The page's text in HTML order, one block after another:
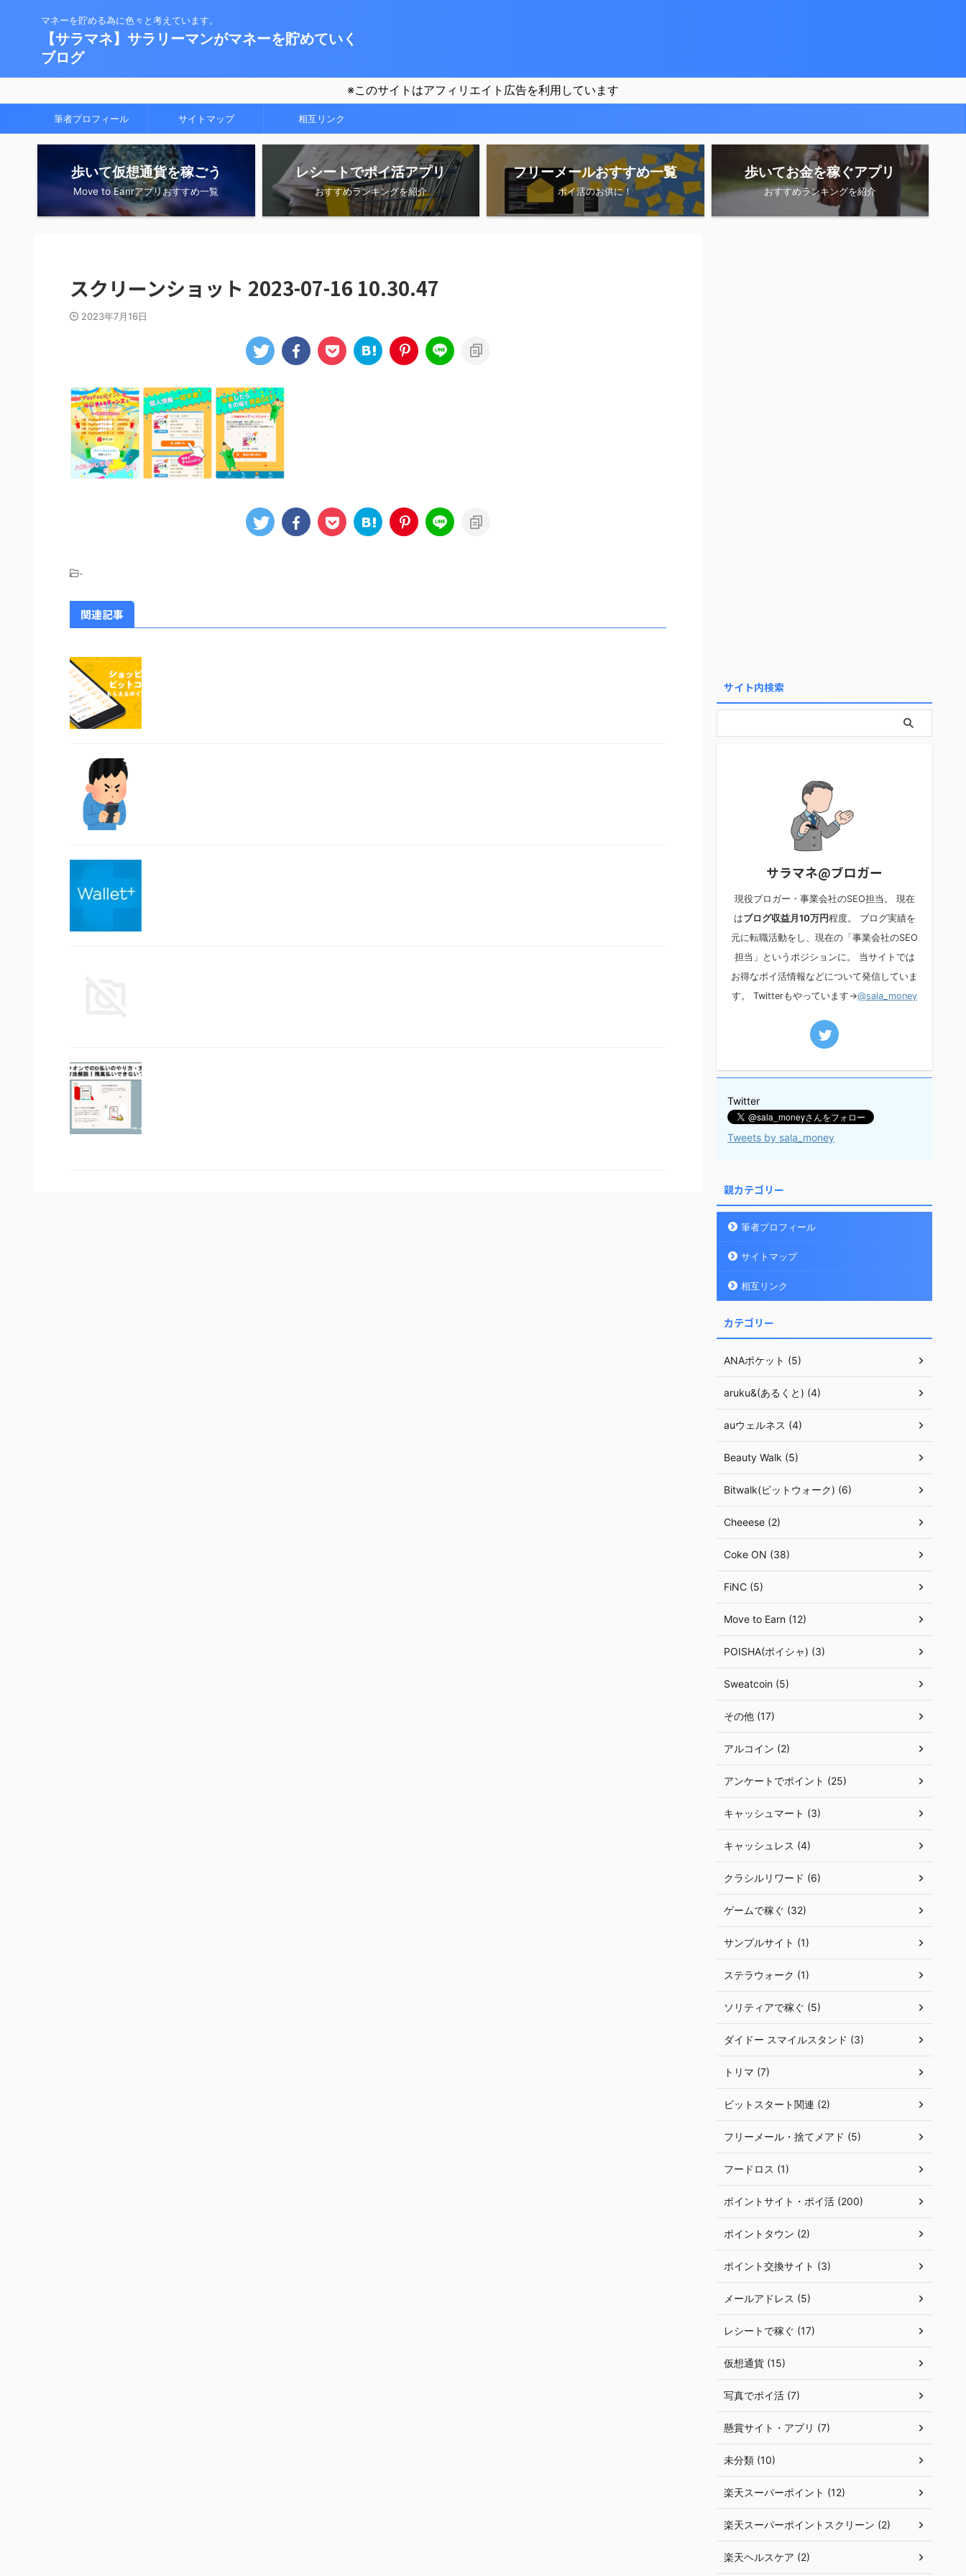
マネーを貯める為に色々と考えています。
【サラマネ】サラリーマンがマネーを貯めていく
ブログ
※このサイトはアフィリエイト広告を利用しています
筆者プロフィール サイトマップ 相互リンク
歩いて仮想通貨を稼ごう
Move to Eanrアプリおすすめ一覧
レシートでポイ活アプリ
おすすめランキングを紹介
フリーメールおすすめ一覧
ポイ活のお供に！
歩いてお金を稼ぐアプリ
おすすめランキングを紹介
スクリーンショット 2023-07-16 10.30.47
2023年7月16日
-
関連記事
サイト内検索
サラマネ@ブロガー
現役ブロガー・事業会社のSEO担当。 現在
はブログ収益月10万円程度。 ブログ実績を
元に転職活動をし、現在の「事業会社のSEO
担当」というポジションに。 当サイトでは
お得なポイ活情報などについて発信していま
す。 Twitterもやっています→@sala_money
Twitter
Tweets by sala_money
親カテゴリー
筆者プロフィール
サイトマップ
相互リンク
カテゴリー
ANAポケット (5)
aruku&(あるくと) (4)
auウェルネス (4)
Beauty Walk (5)
Bitwalk(ビットウォーク) (6)
Cheeese (2)
Coke ON (38)
FiNC (5)
Move to Earn (12)
POISHA(ポイシャ) (3)
Sweatcoin (5)
その他 (17)
アルコイン (2)
アンケートでポイント (25)
キャッシュマート (3)
キャッシュレス (4)
クラシルリワード (6)
ゲームで稼ぐ (32)
サンプルサイト (1)
ステラウォーク (1)
ソリティアで稼ぐ (5)
ダイドー スマイルスタンド (3)
トリマ (7)
ビットスタート関連 (2)
フリーメール・捨てメアド (5)
フードロス (1)
ポイントサイト・ポイ活 (200)
ポイントタウン (2)
ポイント交換サイト (3)
メールアドレス (5)
レシートで稼ぐ (17)
仮想通貨 (15)
写真でポイ活 (7)
懸賞サイト・アプリ (7)
未分類 (10)
楽天スーパーポイント (12)
楽天スーパーポイントスクリーン (2)
楽天ヘルスケア (2)